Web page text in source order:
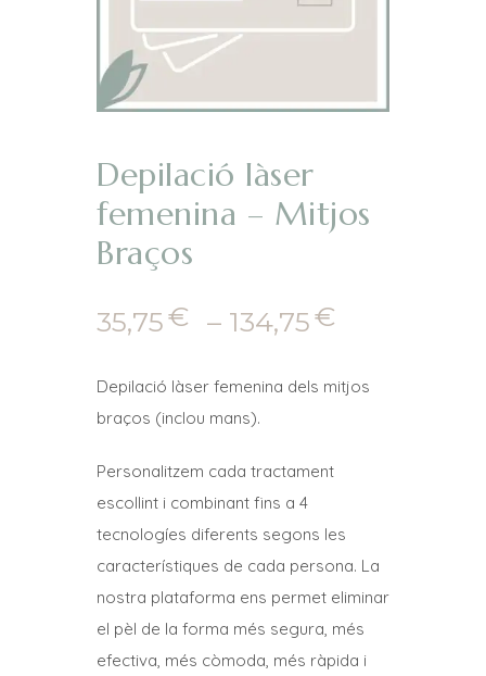
Depilació làser
femenina – Mitjos
Braços
35,75€ – 134,75€
preus:
Depilació làser femenina dels mitjos
braços (inclou mans).
Personalitzem cada tractament
escollint i combinant fins a 4
tecnologíes diferents segons les
característiques de cada persona. La
nostra plataforma ens permet eliminar
el pèl de la forma més segura, més
efectiva, més còmoda, més ràpida i